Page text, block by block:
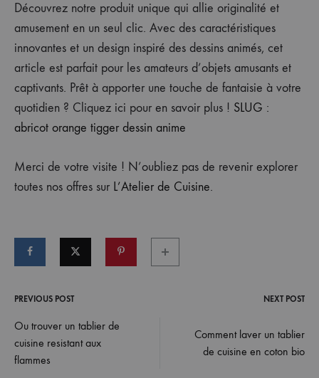
Découvrez notre produit unique qui allie originalité et
amusement en un seul clic. Avec des caractéristiques
innovantes et un design inspiré des dessins animés, cet
article est parfait pour les amateurs d’objets amusants et
captivants. Prêt à apporter une touche de fantaisie à votre
quotidien ? Cliquez ici pour en savoir plus ! SLUG :
abricot orange tigger dessin anime
Merci de votre visite ! N’oubliez pas de revenir explorer
toutes nos offres sur L’Atelier de Cuisine.
Post
navigation
PREVIOUS POST NEXT POST
Ou trouver un tablier de
cuisine resistant aux
flammes
Comment laver un tablier
de cuisine en coton bio